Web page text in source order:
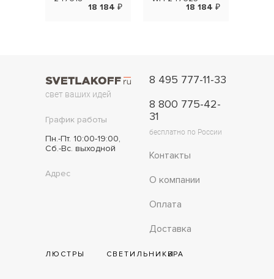
18 184 ₽
18 184 ₽
свет ваших идей
График работы
Пн.-Пт. 10:00-19:00,
Сб.-Вс. выходной
Адрес
8 495 777-11-33
8 800 775-42-
31
бесплатно по России
Контакты
О компании
Оплата
Доставка
ЛЮСТРЫ СВЕТИЛЬНИКИБРА